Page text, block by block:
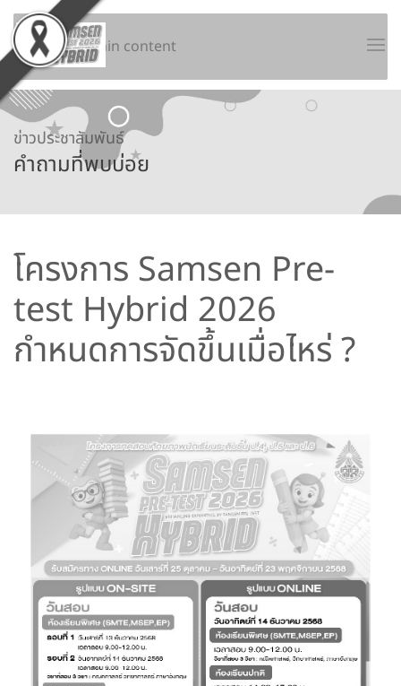
Skip to main content
ข่าวประชาสัมพันธ์
คำถามที่พบบ่อย
โครงการ Samsen Pre-
test Hybrid 2026
กำหนดการจัดขึ้นเมื่อไหร่ ?